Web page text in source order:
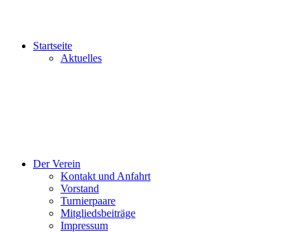
Startseite
Aktuelles
Der Verein
Kontakt und Anfahrt
Vorstand
Turnierpaare
Mitgliedsbeiträge
Impressum